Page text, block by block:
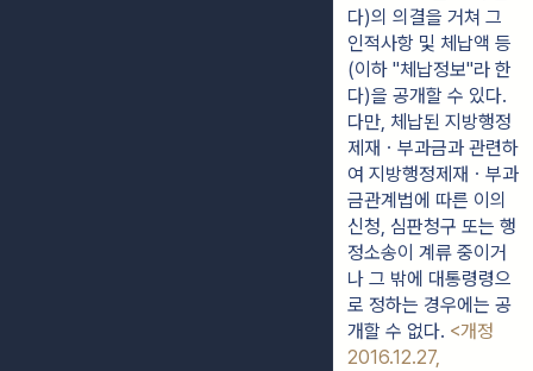
다)의 의결을 거쳐 그
인적사항 및 체납액 등
(이하 "체납정보"라 한
다)을 공개할 수 있다.
다만, 체납된 지방행정
제재ㆍ부과금과 관련하
여 지방행정제재ㆍ부과
금관계법에 따른 이의
신청, 심판청구 또는 행
정소송이 계류 중이거
나 그 밖에 대통령령으
로 정하는 경우에는 공
개할 수 없다. <개정
2016.12.27,